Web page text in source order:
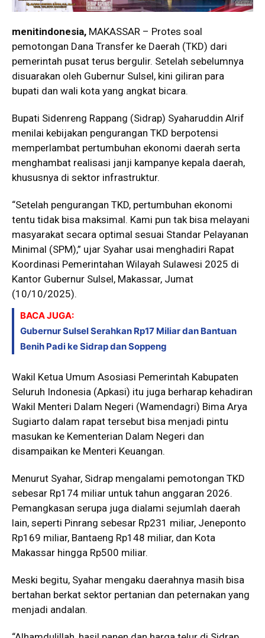
menitindonesia, MAKASSAR – Protes soal
pemotongan Dana Transfer ke Daerah (TKD) dari
pemerintah pusat terus bergulir. Setelah sebelumnya
disuarakan oleh Gubernur Sulsel, kini giliran para
bupati dan wali kota yang angkat bicara.
Bupati Sidenreng Rappang (Sidrap) Syaharuddin Alrif
menilai kebijakan pengurangan TKD berpotensi
memperlambat pertumbuhan ekonomi daerah serta
menghambat realisasi janji kampanye kepala daerah,
khususnya di sektor infrastruktur.
“Setelah pengurangan TKD, pertumbuhan ekonomi
tentu tidak bisa maksimal. Kami pun tak bisa melayani
masyarakat secara optimal sesuai Standar Pelayanan
Minimal (SPM),” ujar Syahar usai menghadiri Rapat
Koordinasi Pemerintahan Wilayah Sulawesi 2025 di
Kantor Gubernur Sulsel, Makassar, Jumat
(10/10/2025).
BACA JUGA:
Gubernur Sulsel Serahkan Rp17 Miliar dan Bantuan
Benih Padi ke Sidrap dan Soppeng
Wakil Ketua Umum Asosiasi Pemerintah Kabupaten
Seluruh Indonesia (Apkasi) itu juga berharap kehadiran
Wakil Menteri Dalam Negeri (Wamendagri) Bima Arya
Sugiarto dalam rapat tersebut bisa menjadi pintu
masukan ke Kementerian Dalam Negeri dan
disampaikan ke Menteri Keuangan.
Menurut Syahar, Sidrap mengalami pemotongan TKD
sebesar Rp174 miliar untuk tahun anggaran 2026.
Pemangkasan serupa juga dialami sejumlah daerah
lain, seperti Pinrang sebesar Rp231 miliar, Jeneponto
Rp169 miliar, Bantaeng Rp148 miliar, dan Kota
Makassar hingga Rp500 miliar.
Meski begitu, Syahar mengaku daerahnya masih bisa
bertahan berkat sektor pertanian dan peternakan yang
menjadi andalan.